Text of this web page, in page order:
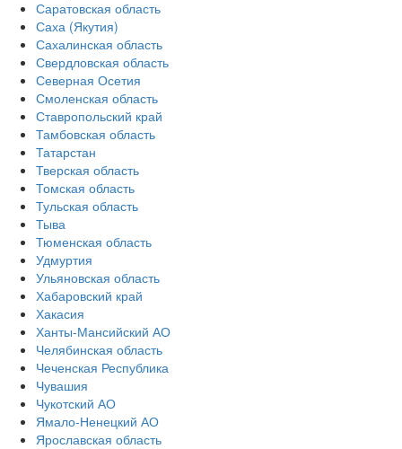
Саратовская область
Саха (Якутия)
Сахалинская область
Свердловская область
Северная Осетия
Смоленская область
Ставропольский край
Тамбовская область
Татарстан
Тверская область
Томская область
Тульская область
Тыва
Тюменская область
Удмуртия
Ульяновская область
Хабаровский край
Хакасия
Ханты-Мансийский АО
Челябинская область
Чеченская Республика
Чувашия
Чукотский АО
Ямало-Ненецкий АО
Ярославская область